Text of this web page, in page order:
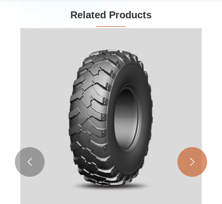
Related Products
 